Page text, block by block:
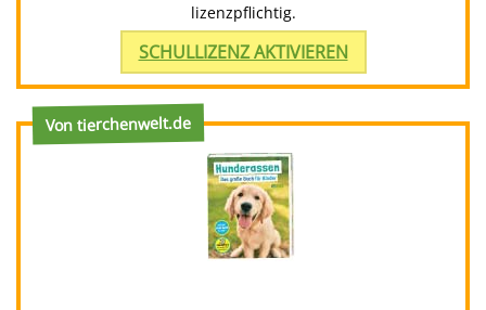
lizenzpflichtig.
SCHULLIZENZ AKTIVIEREN
Von tierchenwelt.de